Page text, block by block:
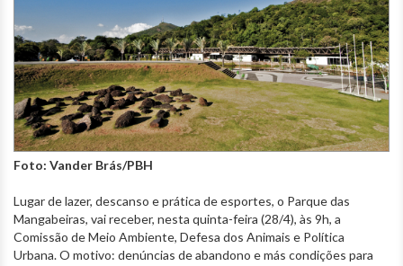
Foto: Vander Brás/PBH
Lugar de lazer, descanso e prática de esportes, o Parque das
Mangabeiras, vai receber, nesta quinta-feira (28/4), às 9h, a
Comissão de Meio Ambiente, Defesa dos Animais e Política
Urbana. O motivo: denúncias de abandono e más condições para